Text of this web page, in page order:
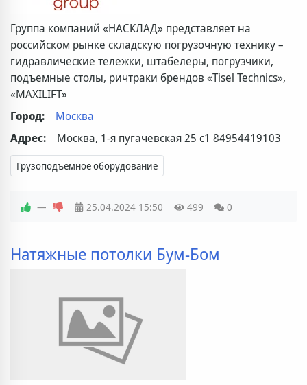
Группа компаний «НАСКЛАД» представляет на
российском рынке складскую погрузочную технику –
гидравлические тележки, штабелеры, погрузчики,
подъемные столы, ричтраки брендов «Tisel Techniсs»,
«MAXILIFT»
Город:
Москва
Адрес:
Москва, 1-я пугачевская 25 с1 84954419103
Грузоподъемное оборудование
— 25.04.2024 15:50 499 0
Натяжные потолки Бум-Бом